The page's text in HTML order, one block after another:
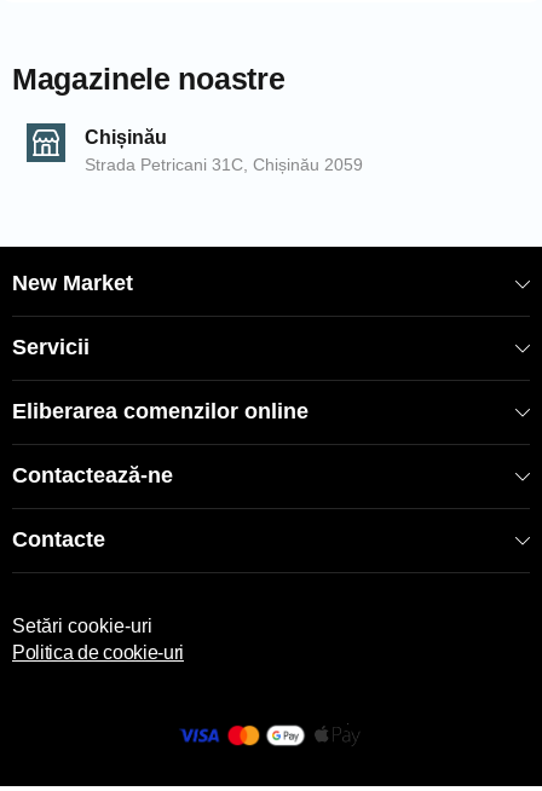
Datorită luminii la care sunt expuse produsele în timpul
fotografierii și din cauza blitz-ului camerei de fotografiat,
produsele pot căpăta nuanțe diferite. De asemenea,
nuanțele pot să difere de la un calculator la altul.
Magazinele noastre
Chișinău
Strada Petricani 31C, Chișinău 2059
New Market
Servicii
Eliberarea comenzilor online
Contactează-ne
Contacte
Setări cookie-uri
Politica de cookie-uri